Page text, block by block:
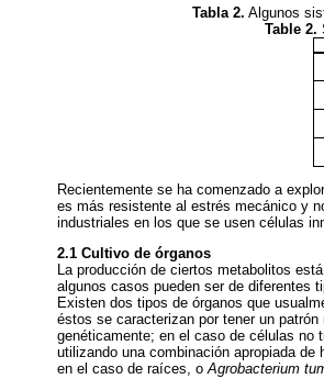
Tabla 2. Algunos
Table 2.
Recientemente se ha comenzado a
es más resistente al estrés mecánico y
industriales en los que se usen células
2.1 Cultivo de órganos
La producción de ciertos metabolitos
algunos casos pueden ser de diferentes
Existen dos tipos de órganos que
éstos se caracterizan por tener un
genéticamente; en el caso de células no
utilizando una combinación apropiada
en el caso de raíces, oAgrobacterium